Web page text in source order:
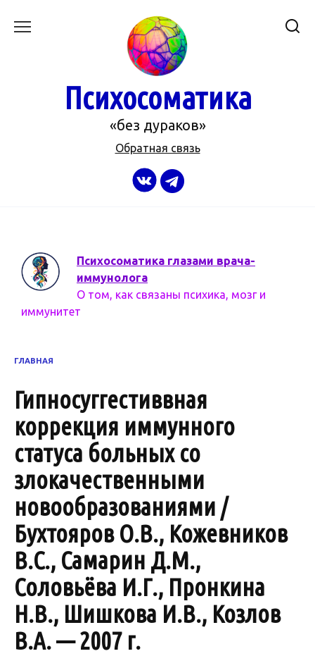
Психосоматика
«без дураков»
Обратная связь
Психосоматика глазами врача-
иммунолога
О том, как связаны психика, мозг и
иммунитет
ГЛАВНАЯ
Гипносуггестиввная
коррекция иммунного
статуса больных со
злокачественными
новообразованиями /
Бухтояров О.В., Кожевников
В.С., Самарин Д.М.,
Соловьёва И.Г., Пронкина
Н.В., Шишкова И.В., Козлов
В.А. — 2007 г.